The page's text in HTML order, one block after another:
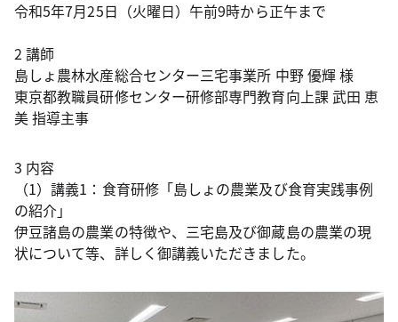
令和5年7月25日（火曜日）午前9時から正午まで
2 講師
島しょ農林水産総合センター三宅事業所 中野 優輝 様
東京都教職員研修センター研修部専門教育向上課 武田 恵
美 指導主事
3 内容
（1）講義1：食育研修「島しょの農業及び食育実践事例
の紹介」
伊豆諸島の農業の特徴や、三宅島及び御蔵島の農業の現
状について等、詳しく御講義いただきました。